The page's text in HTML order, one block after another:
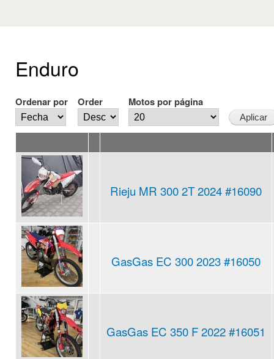
Enduro
Ordenar por Order Motos por página
Rieju MR 300 2T 2024 #16090
GasGas EC 300 2023 #16050
GasGas EC 350 F 2022 #16051